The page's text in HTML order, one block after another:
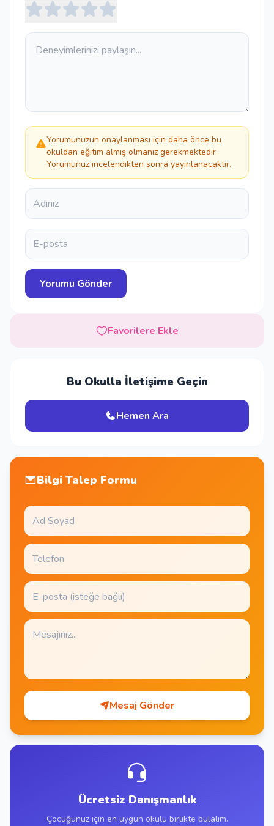
Yorumunuzun onaylanması için daha önce bu
okuldan eğitim almış olmanız gerekmektedir.
Yorumunuz incelendikten sonra yayınlanacaktır.
Favorilere Ekle
Bu Okulla İletişime Geçin
Hemen Ara
Bilgi Talep Formu
Mesaj Gönder
Ücretsiz Danışmanlık
Çocuğunuz için en uygun okulu birlikte bulalım.